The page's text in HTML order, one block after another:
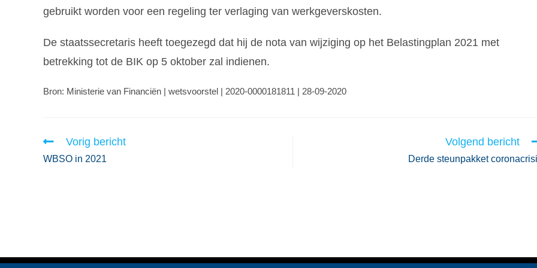
gebruikt worden voor een regeling ter verlaging van werkgeverskosten.
De staatssecretaris heeft toegezegd dat hij de nota van wijziging op het Belastingplan 2021 met
betrekking tot de BIK op 5 oktober zal indienen.
Bron: Ministerie van Financiën | wetsvoorstel | 2020-0000181811 | 28-09-2020
Vorig bericht
WBSO in 2021
Volgend bericht
Derde steunpakket